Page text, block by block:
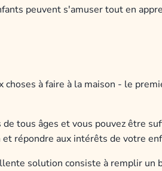
peuvent s'amuser tout en
à faire à la maison - le
tous âges et vous pouvez être
répondre aux intérêts de votre
solution consiste à remplir un